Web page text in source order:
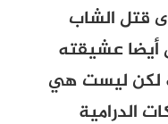
قتل الشاب
أيضا عشيقته
لكن ليست هي
الدرامية